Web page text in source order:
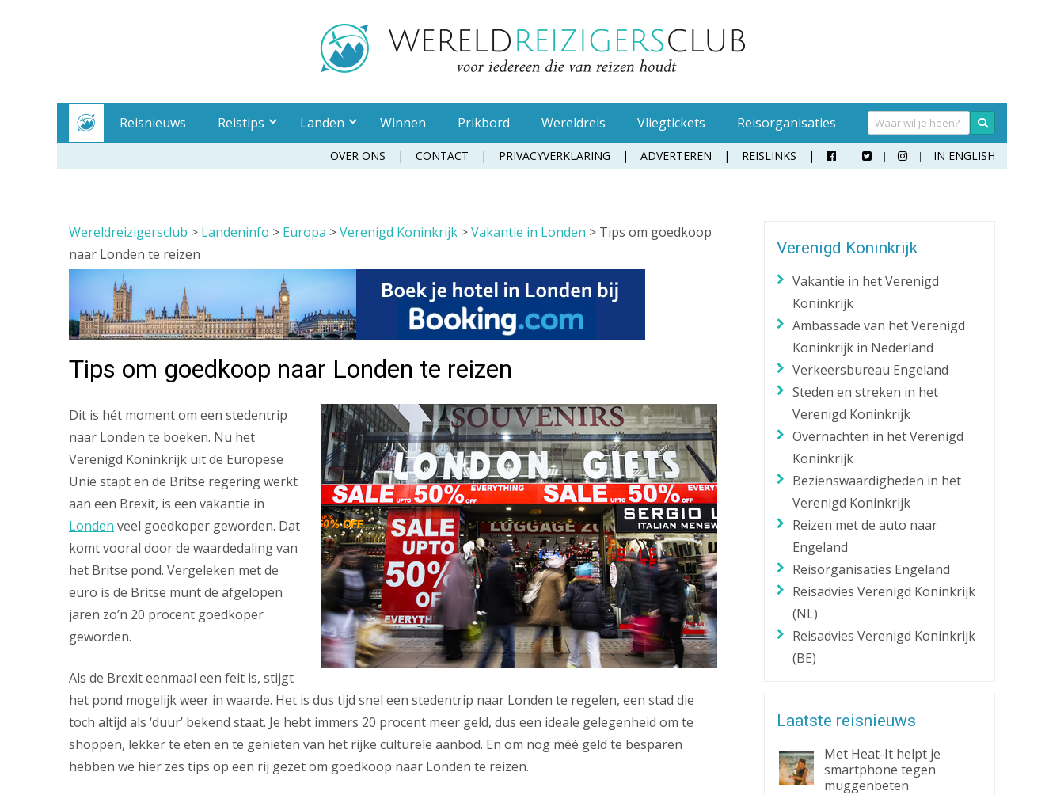
Reisnieuws Reistips
Oordopjes
Toiletpapier
Waterfles
Teenslippers
Wandelschoenen
Zonnebril
Landen Winnen Prikbord Wereldreis Vliegtickets Reisorganisaties
OVER ONS CONTACT PRIVACYVERKLARING ADVERTEREN REISLINKS    IN ENGLISH
Wereldreizigersclub > Landeninfo > Europa >Verenigd Koninkrijk >Vakantie in Londen > Tips om goedkoop
naar Londen te reizen
Tips om goedkoop naar Londen te reizen
Dit is hét moment om een stedentrip
naar Londen te boeken. Nu het
Verenigd Koninkrijk uit de Europese
Unie stapt en de Britse regering werkt
aan een Brexit, is een vakantie in
Londen veel goedkoper geworden. Dat
komt vooral door de waardedaling van
het Britse pond. Vergeleken met de
euro is de Britse munt de afgelopen
jaren zo’n 20 procent goedkoper
geworden.
Als de Brexit eenmaal een feit is, stijgt
het pond mogelijk weer in waarde. Het is dus tijd snel een stedentrip naar Londen te regelen, een stad die
toch altijd als ‘duur’ bekend staat. Je hebt immers 20 procent meer geld, dus een ideale gelegenheid om te
shoppen, lekker te eten en te genieten van het rijke culturele aanbod. En om nog méé geld te besparen
hebben we hier zes tips op een rij gezet om goedkoop naar Londen te reizen.
Verenigd Koninkrijk
Vakantie in het Verenigd
Koninkrijk
Ambassade van het Verenigd
Koninkrijk in Nederland
Verkeersbureau Engeland
Steden en streken in het
Verenigd Koninkrijk
Overnachten in het Verenigd
Koninkrijk
Bezienswaardigheden in het
Verenigd Koninkrijk
Reizen met de auto naar
Engeland
Reisorganisaties Engeland
Reisadvies Verenigd Koninkrijk
(NL)
Reisadvies Verenigd Koninkrijk
(BE)
Laatste reisnieuws
Met Heat-It helpt je
smartphone tegen
muggenbeten